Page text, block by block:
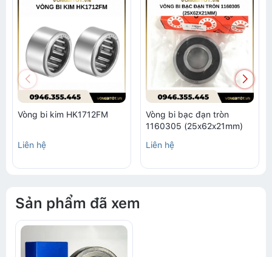
Vòng bi kim HK1712FM
Liên hệ
Vòng bi bạc đạn tròn
1160305 (25x62x21mm)
Liên hệ
Sản phẩm đã xem